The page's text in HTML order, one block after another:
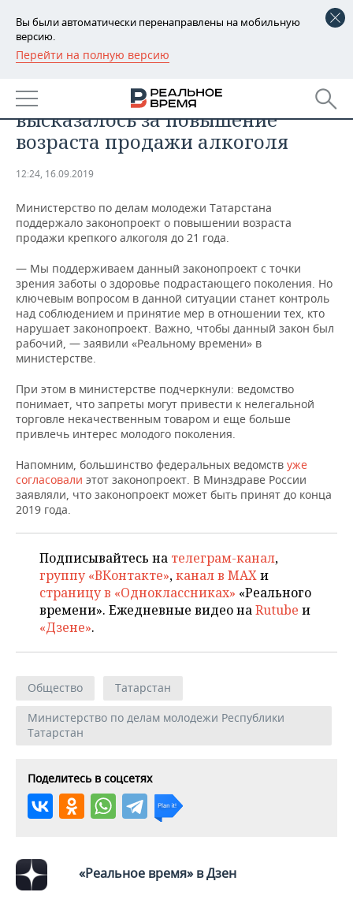
Вы были автоматически перенаправлены на мобильную
версию.
Перейти на полную версию
РЕГИОНЫ
БАШКОРТОСТАН
ТАТАРСТАН
НОВОСТИ
АНАЛИТИКА
ДЕКЛАРАЦИИ О ДОХОДАХ
КОРОЛИ ГОСЗАКАЗА ПФО
ВУЗЫ ТАТАРСТАНА
КОМУ ПРИНАДЛЕЖАТ
ТОРГОВЫЕ ЦЕНТРЫ
ТАТАРСТАНА
НОВОСТИ ЭКОНОМИКИ
ФИНАНСЫ
БАНКИ
БЮДЖЕТ
ИНВЕСТИЦИИ
ПРОМЫШЛЕННОСТЬ
НОВОСТИ
ПРОМЫШЛЕННОСТИ
АГРОПРОМ
МАШИНОСТРОЕНИЕ
НЕФТЕХИМИЯ
НЕФТЬ
ОПК
ЭНЕРГЕТИКА
НЕДВИЖИМОСТЬ
НОВОСТИ НЕДВИЖИМОСТИ
АВТО
НОВОСТИ АВТО
БИЗНЕС
НОВОСТИ БИЗНЕСА
РОЗНИЧНАЯ ТОРГОВЛЯ
ТРАНСПОРТ
ТЕХНОЛОГИИ
НОВОСТИ ТЕХНОЛОГИЙ
IT
ТЕЛЕКОММУНИКАЦИИ
МЕРОПРИЯТИЯ
НОВОСТИ МЕРОПРИЯТИЙ
БИЗНЕС-БРАНЧИ
ОТКРЫТАЯ ЛЕКЦИЯ
СПОРТ
ФУТБОЛ
БАСКЕТБОЛ
ВОЛЕЙБОЛ
КИБЕРСПОРТ
НОВОСТИ ОБЩЕСТВА
ИНФРАСТРУКТУРА
ИСТОРИЯ
КУЛЬТУРА
ФОТОГАЛЕРЕЯ
СПРАВОЧНИК
СПИСОК ПЕРСОН
СПИСОК КОМПАНИЙ
ПОЛНАЯ ВЕРСИЯ
Минмолодежи Татарстана
высказалось за повышение
возраста продажи алкоголя
12:24, 16.09.2019
Министерство по делам молодежи Татарстана
поддержало законопроект о повышении возраста
продажи крепкого алкоголя до 21 года.
— Мы поддерживаем данный законопроект с точки
зрения заботы о здоровье подрастающего поколения. Но
ключевым вопросом в данной ситуации станет контроль
над соблюдением и принятие мер в отношении тех, кто
нарушает законопроект. Важно, чтобы данный закон был
рабочий, — заявили «Реальному времени» в
министерстве.
При этом в министерстве подчеркнули: ведомство
понимает, что запреты могут привести к нелегальной
торговле некачественным товаром и еще больше
привлечь интерес молодого поколения.
Напомним, большинство федеральных ведомств уже
согласовали этот законопроект. В Минздраве России
заявляли, что законопроект может быть принят до конца
2019 года.
Подписывайтесь на телеграм-канал,
группу «ВКонтакте»,канал в MAXи
страницу в «Одноклассниках» «Реального
времени». Ежедневные видео наRutube и
«Дзене».
Общество
Татарстан
Министерство по делам молодежи Республики
Татарстан
Поделитесь в соцсетях
«Реальное время» в Дзен